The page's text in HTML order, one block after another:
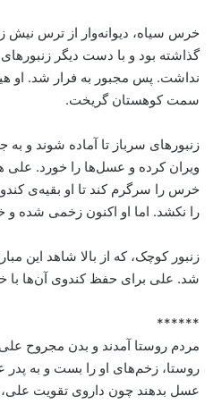
خرس سیاه، دیوانه‌وار از ترس نیش
گذاشته بود و با دست دیگر
نداشت. پس مجبور به فرار شد. او
سمت کوهستان گریخت.
زنبورهای سرباز تا آماده شوند و به
ویران کرده و عسل‌ها را خورد.
خرس را سرگرم کند تا او بقیه‌ی کندو
را نکشد. اما او اکنون زخمی شده
زنبور کوچک، که از بالا شاهد این
شد. علی برای حفظ کندوی آن‌ها با
******
مردم روستا آمدند و بدن مجروح
روستا، زخم‌های او را بست و به پدر
عسل بدهند چون داروی تقویت